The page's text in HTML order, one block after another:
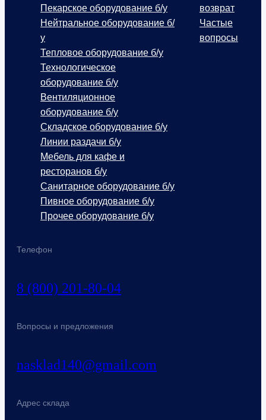
Телефон
8 (800) 201-80-04
Вопросы и предложения
nasklad140@gmail.com
Адрес склада
Пекарское оборудование б/у
Нейтральное оборудование б/
у
Тепловое оборудование б/у
Технологическое
оборудование б/у
Вентиляционное
оборудование б/у
Складское оборудование б/у
Линии раздачи б/у
Мебель для кафе и
ресторанов б/у
Санитарное оборудование б/у
Пивное оборудование б/у
Прочее оборудование б/у
возврат
Частые
вопросы